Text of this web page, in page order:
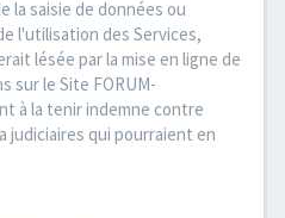
la saisie de données ou
l'utilisation des Services,
lésée par la mise en ligne de
sur le Site FORUM-
à la tenir indemne contre
judiciaires qui pourraient en